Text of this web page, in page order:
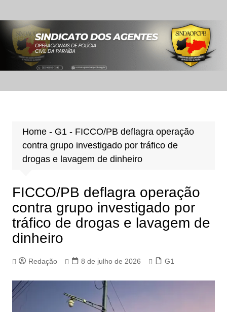
para
conteúdo
Home- G1 - FICCO/PB deflagra operação
contra grupo investigado por tráfico de
drogas e lavagem de dinheiro
FICCO/PB deflagra operação
contra grupo investigado por
tráfico de drogas e lavagem de
dinheiro
Redação 8 de julho de 2026 G1